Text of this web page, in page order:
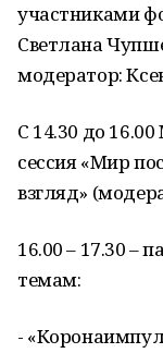
участниками
Светлана
модератор:
С 14.30 до
сессия «Мир
взгляд»
16.00 – 17.30 –
темам:
-